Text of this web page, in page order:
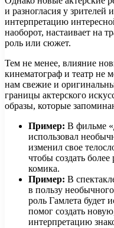
и разногласия у
интерпретацию
наоборот, настаивает на
роль или сюжет.
Тем не менее, влияние
кинематограф и театр не
нам свежие и
границы актерского
образы, которые
Пример: В фильме
использовал
изменил свое
чтобы создать
комика.
Пример: В
в пользу
роль Гамлета будет
помог создать
интерпретацию